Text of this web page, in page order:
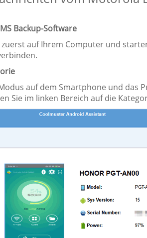
Backup-Software
auf Ihrem Computer und
auf dem Smartphone und das
Sie im linken Bereich auf die